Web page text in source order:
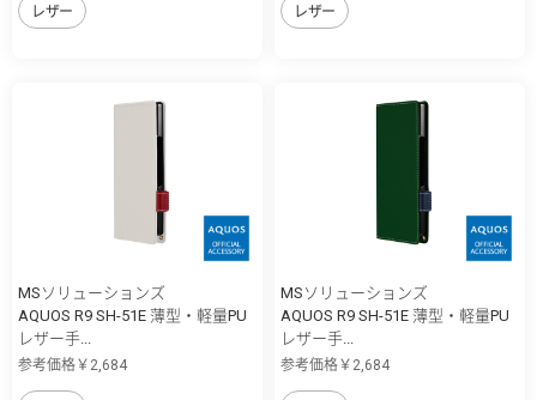
レザー レザー
MSソリューションズ
AQUOS R9 SH-51E 薄型・軽量PU
レザー手...
参考価格￥2,684
MSソリューションズ
AQUOS R9 SH-51E 薄型・軽量PU
レザー手...
参考価格￥2,684